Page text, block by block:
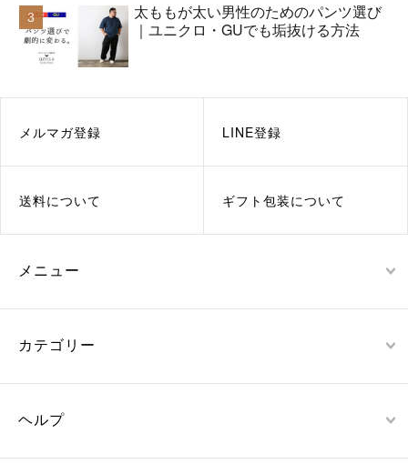
太ももが太い男性のためのパンツ選び
｜ユニクロ・GUでも垢抜ける方法
メルマガ登録 LINE登録
送料について ギフト包装について
メニュー
カテゴリー
ヘルプ